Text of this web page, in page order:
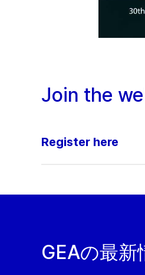
Join the
Register here
GEAの最新